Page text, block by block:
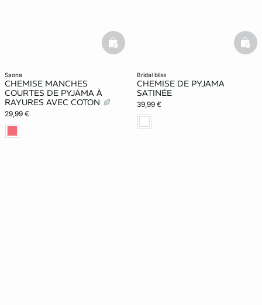
saona
CHEMISE MANCHES
COURTES DE PYJAMA À
RAYURES AVEC COTON
29,99 €
basketfull
bridal bliss
CHEMISE DE PYJAMA
SATINÉE
39,99 €